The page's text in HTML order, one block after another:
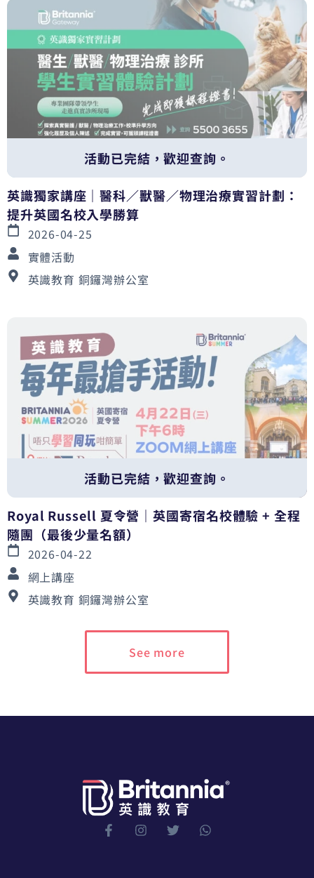
活動已完結，歡迎查詢。
英識獨家講座｜醫科／獸醫／物理治療實習計劃：
提升英國名校入學勝算
2026-04-25
實體活動
英識教育 銅鑼灣辦公室
活動已完結，歡迎查詢。
Royal Russell 夏令營｜英國寄宿名校體驗 + 全程
隨團（最後少量名額）
2026-04-22
網上講座
英識教育 銅鑼灣辦公室
See more